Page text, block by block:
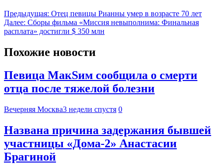
Предыдущая: Отец певицы Рианны умер в возрасте 70 лет
Далее: Сборы фильма «Миссия невыполнима: Финальная
расплата» достигли $ 350 млн
Похожие новости
Певица МакSим сообщила о смерти
отца после тяжелой болезни
Вечерняя Москва3 недели спустя 0
Названа причина задержания бывшей
участницы «Дома-2» Анастасии
Брагиной